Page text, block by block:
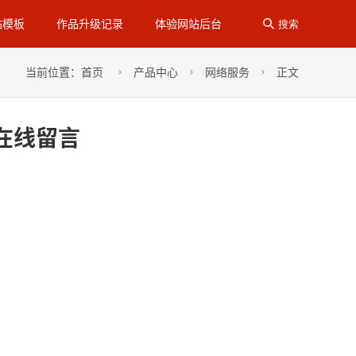
板 作品升级记录 体验网站后台  搜索
当前位置： 首页  产品中心  网络服务  正文
线留言